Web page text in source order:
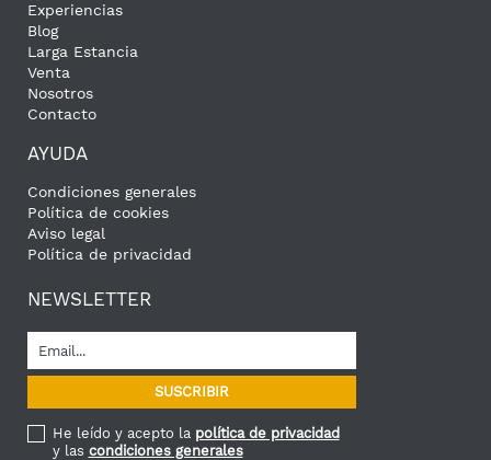
Experiencias
Blog
Larga Estancia
Venta
Nosotros
Contacto
AYUDA
Condiciones generales
Política de cookies
Aviso legal
Política de privacidad
NEWSLETTER
He leído y acepto la política de privacidad
y las condiciones generales